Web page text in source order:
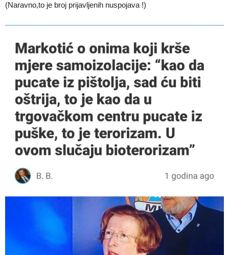
(Naravno,to je broj prijavljenih nuspojava !)